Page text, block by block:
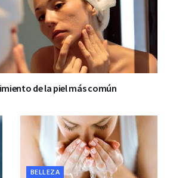
de la piel más común
BELLEZA